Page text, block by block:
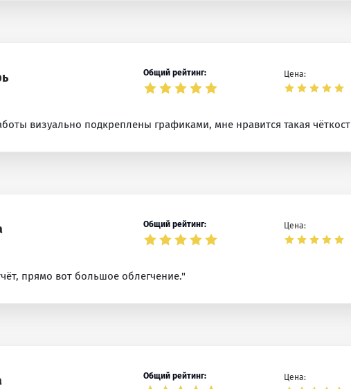
Общий рейтинг: Цена:
визуально подкреплены графиками, мне нравится такая
Общий рейтинг: Цена:
прямо вот большое облегчение."
Общий рейтинг: Цена: